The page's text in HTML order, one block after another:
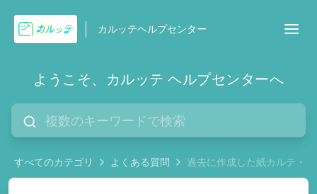
カルッテヘルプセンター
ようこそ、カルッテ ヘルプセンターへ
すべてのカテゴリ よくある質問 過去に作成した紙カルテ・